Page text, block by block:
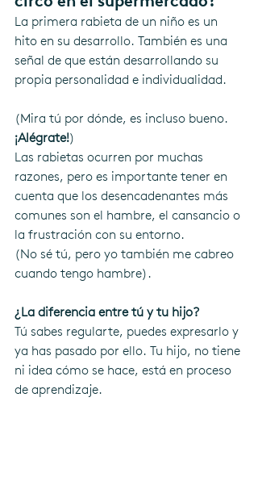
La primera rabieta de un niño es un
hito en su desarrollo. También es una
señal de que están desarrollando su
propia personalidad e individualidad.
(Mira tú por dónde, es incluso bueno.
¡Alégrate!)
Las rabietas ocurren por muchas
razones, pero es importante tener en
cuenta que los desencadenantes más
comunes son el hambre, el cansancio o
la frustración con su entorno.
(No sé tú, pero yo también me cabreo
cuando tengo hambre).
¿La diferencia entre tú y tu hijo?
Tú sabes regularte, puedes expresarlo y
ya has pasado por ello. Tu hijo, no tiene
ni idea cómo se hace, está en proceso
de aprendizaje.